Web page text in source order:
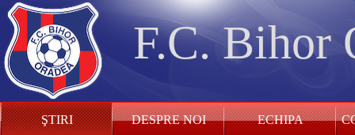
F.C. Bihor
ŞTIRI DESPRE NOI ECHIPA